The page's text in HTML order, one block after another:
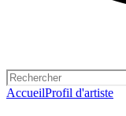
AccueilProfil d'artiste